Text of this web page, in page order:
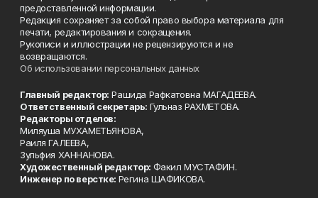
предоставленной информации.
Редакция сохраняет за собой право выбора материала для
печати, редактирования и сокращения.
Рукописи и иллюстрации не рецензируются и не
возвращаются.
Об использовании персональных данных
Главный редактор: Рашида Рафкатовна МАГАДЕЕВА.
Ответственный секретарь: Гульназ РАХМЕТОВА.
Редакторы отделов:
Миляуша МУХАМЕТЬЯНОВА,
Раиля ГАЛЕЕВА,
Зульфия ХАННАНОВА.
Художественный редактор: Факил МУСТАФИН.
Инженер по верстке: Регина ШАФИКОВА.